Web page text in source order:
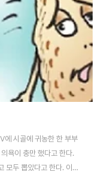
에 시골에 귀농한 한 부부
욕이 충만 했다고 한다.
모두 뽑았다고 한다. 이러
지 다녀 왔다고 한다. 지